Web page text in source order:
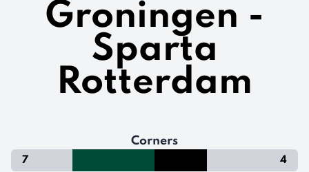
Groningen -
Sparta
Rotterdam
Corners
7 4